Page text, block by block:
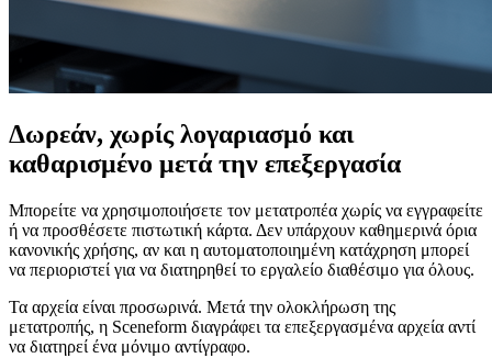
Δωρεάν, χωρίς λογαριασμό και
καθαρισμένο μετά την επεξεργασία
Μπορείτε να χρησιμοποιήσετε τον μετατροπέα χωρίς να εγγραφείτε
ή να προσθέσετε πιστωτική κάρτα. Δεν υπάρχουν καθημερινά όρια
κανονικής χρήσης, αν και η αυτοματοποιημένη κατάχρηση μπορεί
να περιοριστεί για να διατηρηθεί το εργαλείο διαθέσιμο για όλους.
Τα αρχεία είναι προσωρινά. Μετά την ολοκλήρωση της
μετατροπής, η Sceneform διαγράφει τα επεξεργασμένα αρχεία αντί
να διατηρεί ένα μόνιμο αντίγραφο.